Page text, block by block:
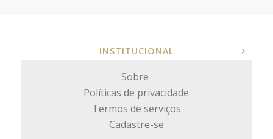
INSTITUCIONAL
Sobre
Políticas de privacidade
Termos de serviços
Cadastre-se